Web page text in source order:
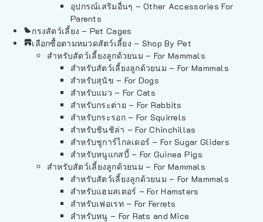
อุปกรณ์เสริมอื่นๆ – Other Accessories For
Parents
กรงสัตว์เลี้ยง – Pet Cages
เลือกซื้อตามหมวดสัตว์เลี้ยง – Shop By Pet
สำหรับสัตว์เลี้ยงลูกด้วยนม – For Mammals
สำหรับสัตว์เลี้ยงลูกด้วยนม – For Mammals
สำหรับสุนัข – For Dogs
สำหรับแมว – For Cats
สำหรับกระต่าย – For Rabbits
สำหรับกระรอก – For Squirrels
สำหรับชินชิล่า – For Chinchillas
สำหรับชูการ์ไกลเดอร์ – For Sugar Gliders
สำหรับหนูแกสบี้ – For Guinea Pigs
สำหรับสัตว์เลี้ยงลูกด้วยนม – For Mammals
สำหรับสัตว์เลี้ยงลูกด้วยนม – For Mammals
สำหรับแฮมสเตอร์ – For Hamsters
สำหรับเฟอเรท – For Ferrets
สำหรับหนู – For Rats and Mice